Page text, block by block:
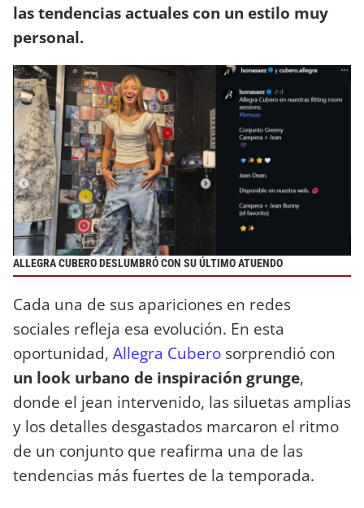
las tendencias actuales con un estilo muy
personal.
ALLEGRA CUBERO DESLUMBRÓ CON SU ÚLTIMO ATUENDO
Cada una de sus apariciones en redes
sociales refleja esa evolución. En esta
oportunidad, Allegra Cubero sorprendió con
un look urbano de inspiración grunge,
donde el jean intervenido, las siluetas amplias
y los detalles desgastados marcaron el ritmo
de un conjunto que reafirma una de las
tendencias más fuertes de la temporada.